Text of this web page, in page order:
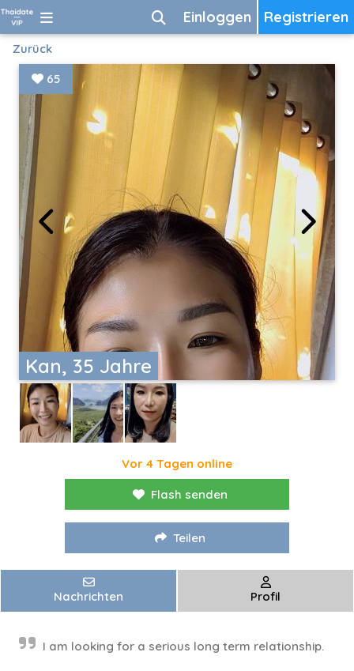
Registrieren
Einloggen
Zurück
Kan, 35 Jahre
65
Vor 4 Tagen online
Flash senden
Teilen
Nachrichten Profil
I am looking for a serious long term relationship.